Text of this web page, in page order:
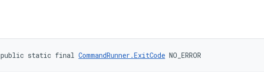
public static final CommandRunner.ExitCode NO_ERROR